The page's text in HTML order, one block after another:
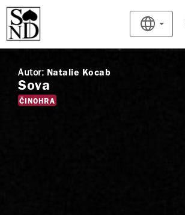
Autor: Natalie Kocab
Sova
ČINOHRA